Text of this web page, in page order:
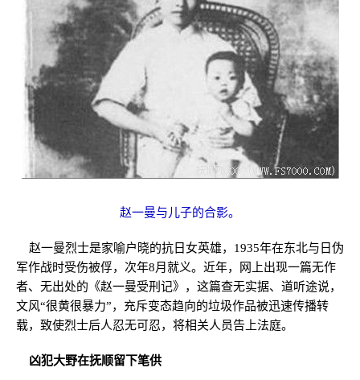
赵一曼与儿子的合影。
赵一曼烈士是家喻户晓的抗日女英雄，1935年在东北与日伪
军作战时受伤被俘，次年8月就义。近年，网上出现一篇无作
者、无出处的《赵一曼受刑记》，这篇查无实据、道听途说，
文风“很黄很暴力”，充斥变态趋向的垃圾作品被迅速传播转
载，致使烈士后人忍无可忍，将相关人员告上法庭。
凶犯大野在抚顺留下笔供